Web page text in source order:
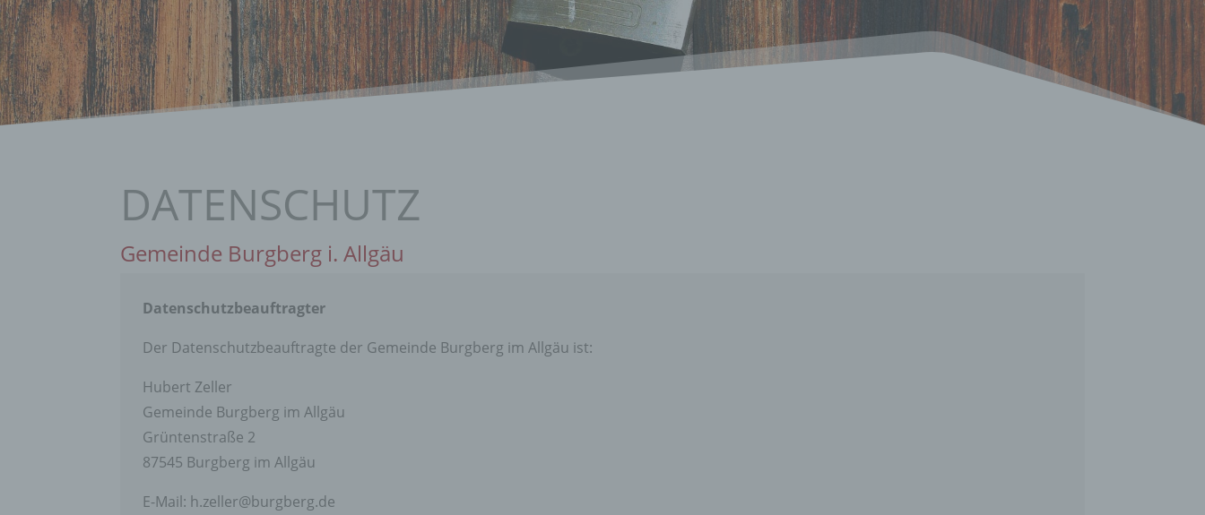
DATENSCHUTZ
Gemeinde Burgberg i. Allgäu
Datenschutzbeauftragter
Der Datenschutzbeauftragte der Gemeinde Burgberg im Allgäu ist:
Hubert Zeller
Gemeinde Burgberg im Allgäu
Grüntenstraße 2
87545 Burgberg im Allgäu
E-Mail: h.zeller@burgberg.de